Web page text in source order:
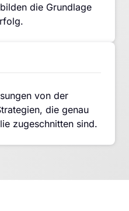
die Grundlage
von der
die genau
zugeschnitten sind.